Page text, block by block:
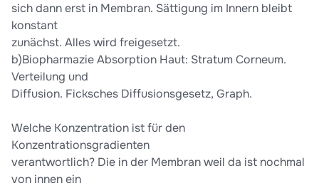
sich dann erst in Membran. Sättigung im Innern bleibt
konstant
zunächst. Alles wird freigesetzt.
b)Biopharmazie Absorption Haut: Stratum Corneum.
Verteilung und
Diffusion. Ficksches Diffusionsgesetz, Graph.
Welche Konzentration ist für den
Konzentrationsgradienten
verantwortlich? Die in der Membran weil da ist nochmal
von innen ein